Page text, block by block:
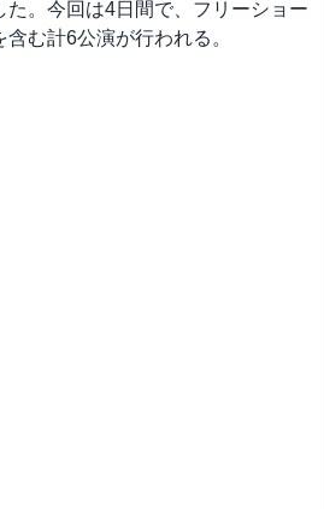
た。今回は4日間で、フリーショー
含む計6公演が行われる。